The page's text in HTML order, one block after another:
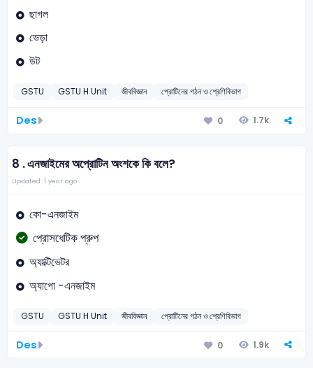
ছাগল
ভেড়া
উট
GSTU GSTU H Unit জীববিজ্ঞান প্রোটিনের গঠন ও শ্রেণিবিভাগ
Des 0 1.7k
8 .এনজাইমের অপ্রোটিন অংশকে কি বলে?
Updated: 1 year ago
কো-এনজাইম
প্রোসধেটিক প্রুপ
অ্যাক্টিভেটর
অ্যাপো -এনজাইম
GSTU GSTU H Unit জীববিজ্ঞান প্রোটিনের গঠন ও শ্রেণিবিভাগ
Des 0 1.9k